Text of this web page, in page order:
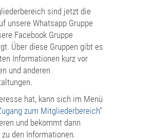
sind jetzt die
unsere Whatsapp Gruppe
Facebook Gruppe
Über diese Gruppen gibt es
Informationen kurz vor
und anderen
hat, kann sich im Menü
zum Mitgliederbereich"
und bekommt dann
zu den Informationen.